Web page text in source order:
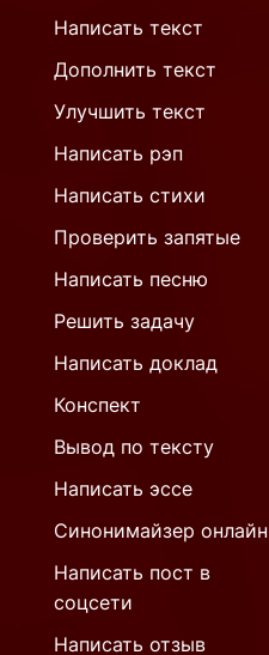
Написать текст
Дополнить текст
Улучшить текст
Написать рэп
Написать стихи
Проверить запятые
Написать песню
Решить задачу
Написать доклад
Конспект
Вывод по тексту
Написать эссе
Синонимайзер онлайн
Написать пост в
соцсети
Написать отзыв